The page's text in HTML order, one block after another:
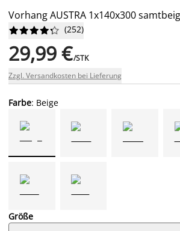
Vorhang AUSTRA 1x140x300





 (252)
29,99 €/STK
Zzgl. Versandkosten bei Lieferung
Farbe: Beige
Größe